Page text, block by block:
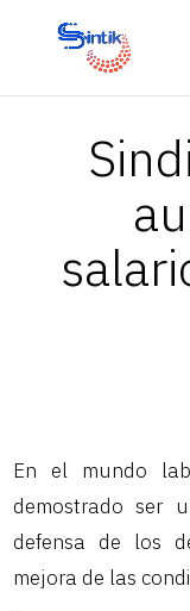
En el mundo
demostrado ser
defensa de los
mejora de las